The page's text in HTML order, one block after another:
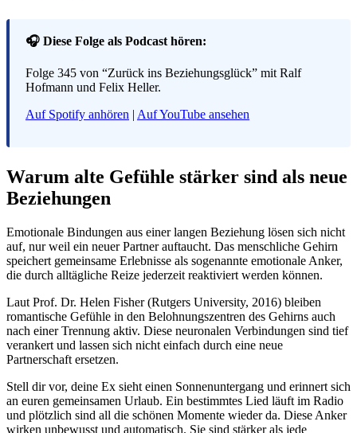
🎧 Diese Folge als Podcast hören:
Folge 345 von “Zurück ins Beziehungsglück” mit Ralf
Hofmann und Felix Heller.
Auf Spotify anhören | Auf YouTube ansehen
Warum alte Gefühle stärker sind als neue
Beziehungen
Emotionale Bindungen aus einer langen Beziehung lösen sich nicht
auf, nur weil ein neuer Partner auftaucht. Das menschliche Gehirn
speichert gemeinsame Erlebnisse als sogenannte emotionale Anker,
die durch alltägliche Reize jederzeit reaktiviert werden können.
Laut Prof. Dr. Helen Fisher (Rutgers University, 2016) bleiben
romantische Gefühle in den Belohnungszentren des Gehirns auch
nach einer Trennung aktiv. Diese neuronalen Verbindungen sind tief
verankert und lassen sich nicht einfach durch eine neue
Partnerschaft ersetzen.
Stell dir vor, deine Ex sieht einen Sonnenuntergang und erinnert sich
an euren gemeinsamen Urlaub. Ein bestimmtes Lied läuft im Radio
und plötzlich sind all die schönen Momente wieder da. Diese Anker
wirken unbewusst und automatisch. Sie sind stärker als jede